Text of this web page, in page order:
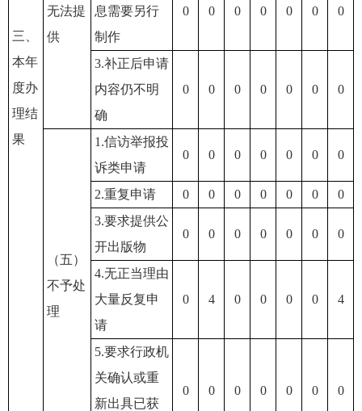
三、
本年
度办
理结
果
无法提
供
息需要另行
制作
0 0 0 0 0 0 0
3.补正后申请
内容仍不明
确
0 0 0 0 0 0 0
（五）
不予处
理
1.信访举报投
诉类申请
0 0 0 0 0 0 0
2.重复申请 0 0 0 0 0 0
0
3.要求提供公
开出版物
0 0 0 0 0 0 0
4.无正当理由
大量反复申
请
0 4 0 0 0 0 4
5.要求行政机
关确认或重
新出具已获
0 0 0 0 0 0 0